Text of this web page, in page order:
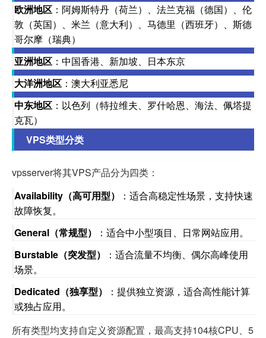
欧洲地区 ：阿姆斯特丹（荷兰）、法兰克福（德国）、伦
敦（英国）、米兰（意大利）、马德里（西班牙）、斯德
哥尔摩（瑞典）
亚洲地区 ：中国香港、新加坡、日本东京
大洋洲地区 ：澳大利亚悉尼
中东地区 ：以色列（特拉维夫、罗什哈恩、海法、佩塔提
克瓦）
VPS类型分类
vpsserver将其VPS产品分为四类：
Availability（高可用型）
：适合高稳定性场景，支持快速
故障恢复。
General（常规型）
：适合中小型项目、日常网站应用。
Burstable（突发型）
：适合流量不均衡、偶尔高峰使用
场景。
Dedicated（独享型）
：提供独立资源，适合高性能计算
或独占应用。
所有类型均支持自定义资源配置，最高支持104核CPU、5